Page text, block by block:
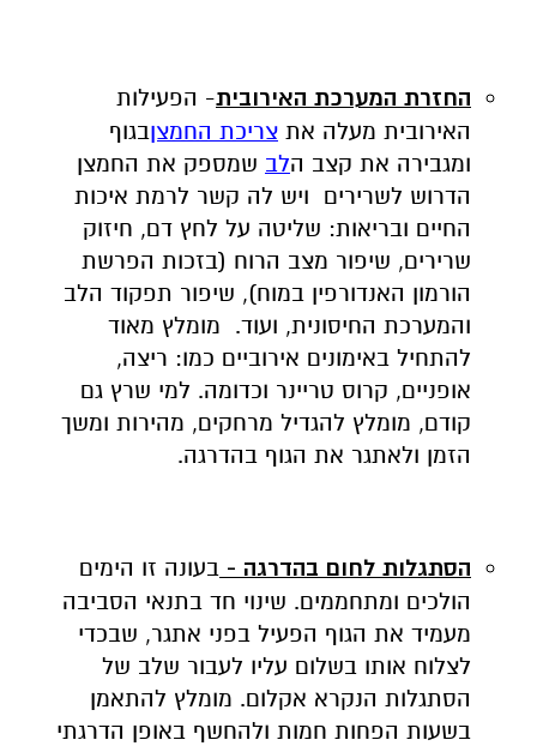
החזרת המערכת האירובית- הפעילות
האירובית מעלה את צריכת החמצןבגוף
ומגבירה את קצב הלב שמספק את החמצן
הדרוש לשרירים ויש לה קשר לרמת איכות
החיים ובריאות: שליטה על לחץ דם, חיזוק
שרירים, שיפור מצב הרוח (בזכות הפרשת
הורמון האנדורפין במוח), שיפור תפקוד הלב
והמערכת החיסונית, ועוד. מומלץ מאוד
להתחיל באימונים אירוביים כמו: ריצה,
אופניים, קרוס טריינר וכדומה. למי שרץ גם
קודם, מומלץ להגדיל מרחקים, מהירות ומשך
הזמן ולאתגר את הגוף בהדרגה.
הסתגלות לחום בהדרגה - בעונה זו הימים
הולכים ומתחממים. שינוי חד בתנאי הסביבה
מעמיד את הגוף הפעיל בפני אתגר, שבכדי
לצלוח אותו בשלום עליו לעבור שלב של
הסתגלות הנקרא אקלום. מומלץ להתאמן
בשעות הפחות חמות ולהחשף באופן הדרגתי